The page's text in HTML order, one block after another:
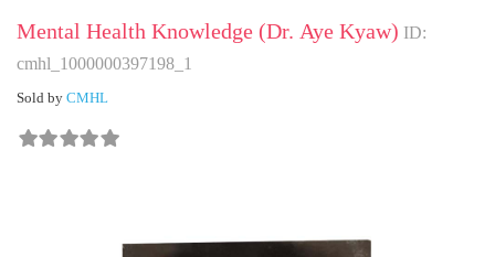
Mental Health Knowledge (Dr. Aye Kyaw)ID:
cmhl_1000000397198_1
Sold byCMHL